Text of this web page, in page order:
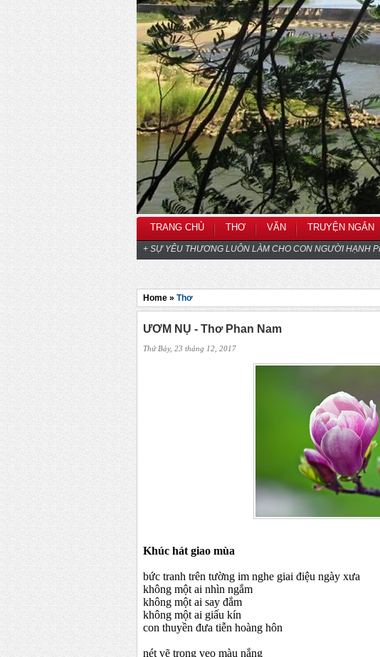
TRANG CHỦ THƠ VĂN TRUYỆN NGẮN
+ SỰ YÊU THƯƠNG LUÔN LÀM CHO CON NGƯỜI HẠNH
Home » Thơ
ƯƠM NỤ - Thơ Phan Nam
Thứ Bảy, 23 tháng 12, 2017
Khúc hát giao mùa
bức tranh trên tường im nghe giai điệu ngày xưa
không một ai nhìn ngắm
không một ai say đắm
không một ai giấu kín
con thuyền đưa tiễn hoàng hôn
nét vẽ trong veo màu nắng